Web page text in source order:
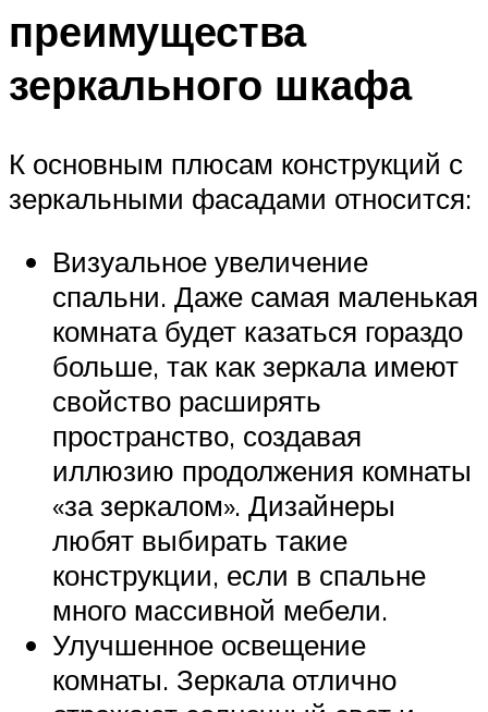
преимущества
зеркального шкафа
К основным плюсам конструкций с
зеркальными фасадами относится:
Визуальное увеличение
спальни. Даже самая маленькая
комната будет казаться гораздо
больше, так как зеркала имеют
свойство расширять
пространство, создавая
иллюзию продолжения комнаты
«за зеркалом». Дизайнеры
любят выбирать такие
конструкции, если в спальне
много массивной мебели.
Улучшенное освещение
комнаты. Зеркала отлично